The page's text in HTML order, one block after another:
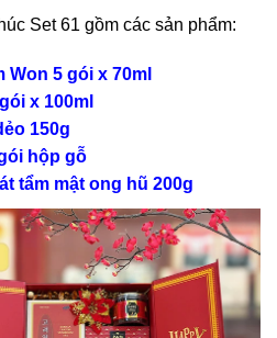
Set 61 gồm các sản phẩm:
5 gói x 70ml
x 100ml
150g
hộp gỗ
tẩm mật ong hũ 200g